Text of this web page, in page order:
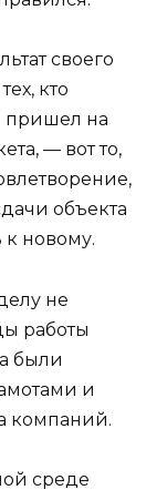
своего
кто
пришел на
— вот то,
объекта
к новому.
не
работы
были
и
компаний.
среде